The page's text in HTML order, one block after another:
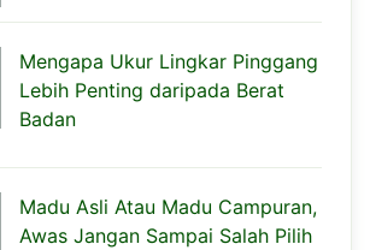
Mengapa Ukur Lingkar Pinggang
Lebih Penting daripada Berat
Badan
Madu Asli Atau Madu Campuran,
Awas Jangan Sampai Salah Pilih